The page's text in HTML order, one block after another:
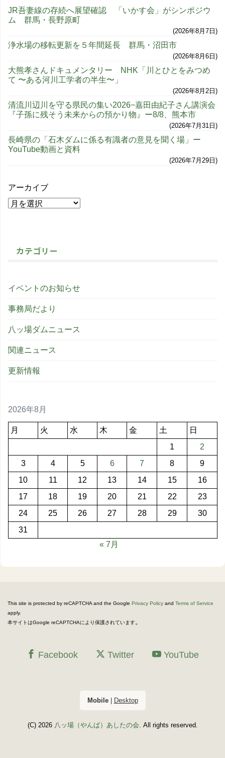
JR吾妻線の存続へ展望確認 「いかす会」がシンポジウ
ム 群馬・長野原町
2026年8月7日
浄水場の移転更新を５年間延長 群馬・沼田市
2026年8月6日
大熊孝さんドキュメンタリー NHK「川とひとをみつめ
て 〜ある河川工学者の半生〜」
2026年8月2日
清流川辺川を守る県民の集い2026−嘉田由紀子さん講演会
『子孫に残そう未来からの預かり物』ー8/8、熊本市
2026年7月31日
長崎県の「石木ダムに係る有識者の意見を聞く場」ー
YouTube動画と資料
2026年7月29日
アーカイブ
カテゴリー
イベントのお知らせ
事務局だより
八ッ場ダムニュース
関連ニュース
更新情報
2026年8月
月 火 水 木 金 土
日
1
2
3
4 5 6 7 8
9
10
11 12 13 14 15
16
17
18 19 20 21 22
23
24
25 26 27 28 29
30
31
« 7月
This site is protected by reCAPTCHA and the Google Privacy Policy and Terms of Service
apply.
本サイトはGoogle reCAPTCHAにより保護されています。
Facebook Twitter YouTube
Mobile| Desktop
(C) 2026 八ッ場（やんば）あしたの会. All rights reserved.